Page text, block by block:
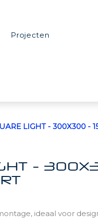
Projecten
LIGHT - 300X300 -
-
ideaal voor